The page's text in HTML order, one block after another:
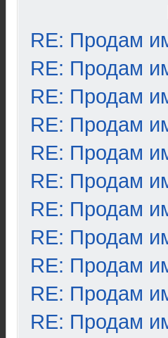
RE: Продам
RE: Продам
RE: Продам
RE: Продам
RE: Продам
RE: Продам
RE: Продам
RE: Продам
RE: Продам
RE: Продам
RE: Продам